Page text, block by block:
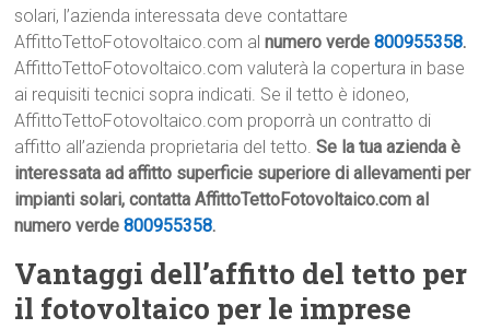
solari, l’azienda interessata deve contattare
AffittoTettoFotovoltaico.com alnumero verde800955358.
AffittoTettoFotovoltaico.com valuterà la copertura in base
ai requisiti tecnici sopra indicati. Se il tetto è idoneo,
AffittoTettoFotovoltaico.com proporrà un contratto di
affitto all’azienda proprietaria del tetto.Se la tua azienda è
interessata ad affitto superficie superiore di allevamenti per
impianti solari, contatta AffittoTettoFotovoltaico.com al
numero verde800955358.
Vantaggi dell’affitto del tetto per
il fotovoltaico per le imprese